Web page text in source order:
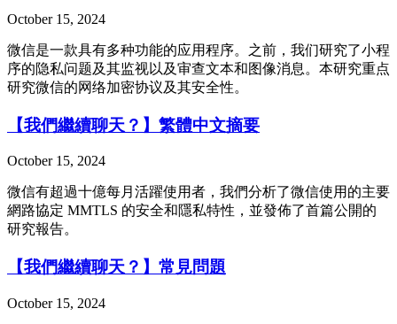
October 15, 2024
微信是一款具有多种功能的应用程序。之前，我们研究了小程
序的隐私问题及其监视以及审查文本和图像消息。本研究重点
研究微信的网络加密协议及其安全性。
【我們繼續聊天？】繁體中文摘要
October 15, 2024
微信有超過十億每月活躍使用者，我們分析了微信使用的主要
網路協定 MMTLS 的安全和隱私特性，並發佈了首篇公開的
研究報告。
【我們繼續聊天？】常見問題
October 15, 2024